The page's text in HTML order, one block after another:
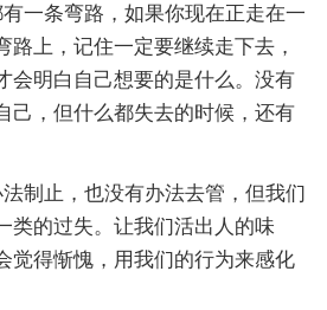
一条弯路，如果你现在正走在一
路上，记住一定要继续走下去，
会明白自己想要的是什么。没有
己，但什么都失去的时候，还有
制止，也没有办法去管，但我们
类的过失。让我们活出人的味
觉得惭愧，用我们的行为来感化